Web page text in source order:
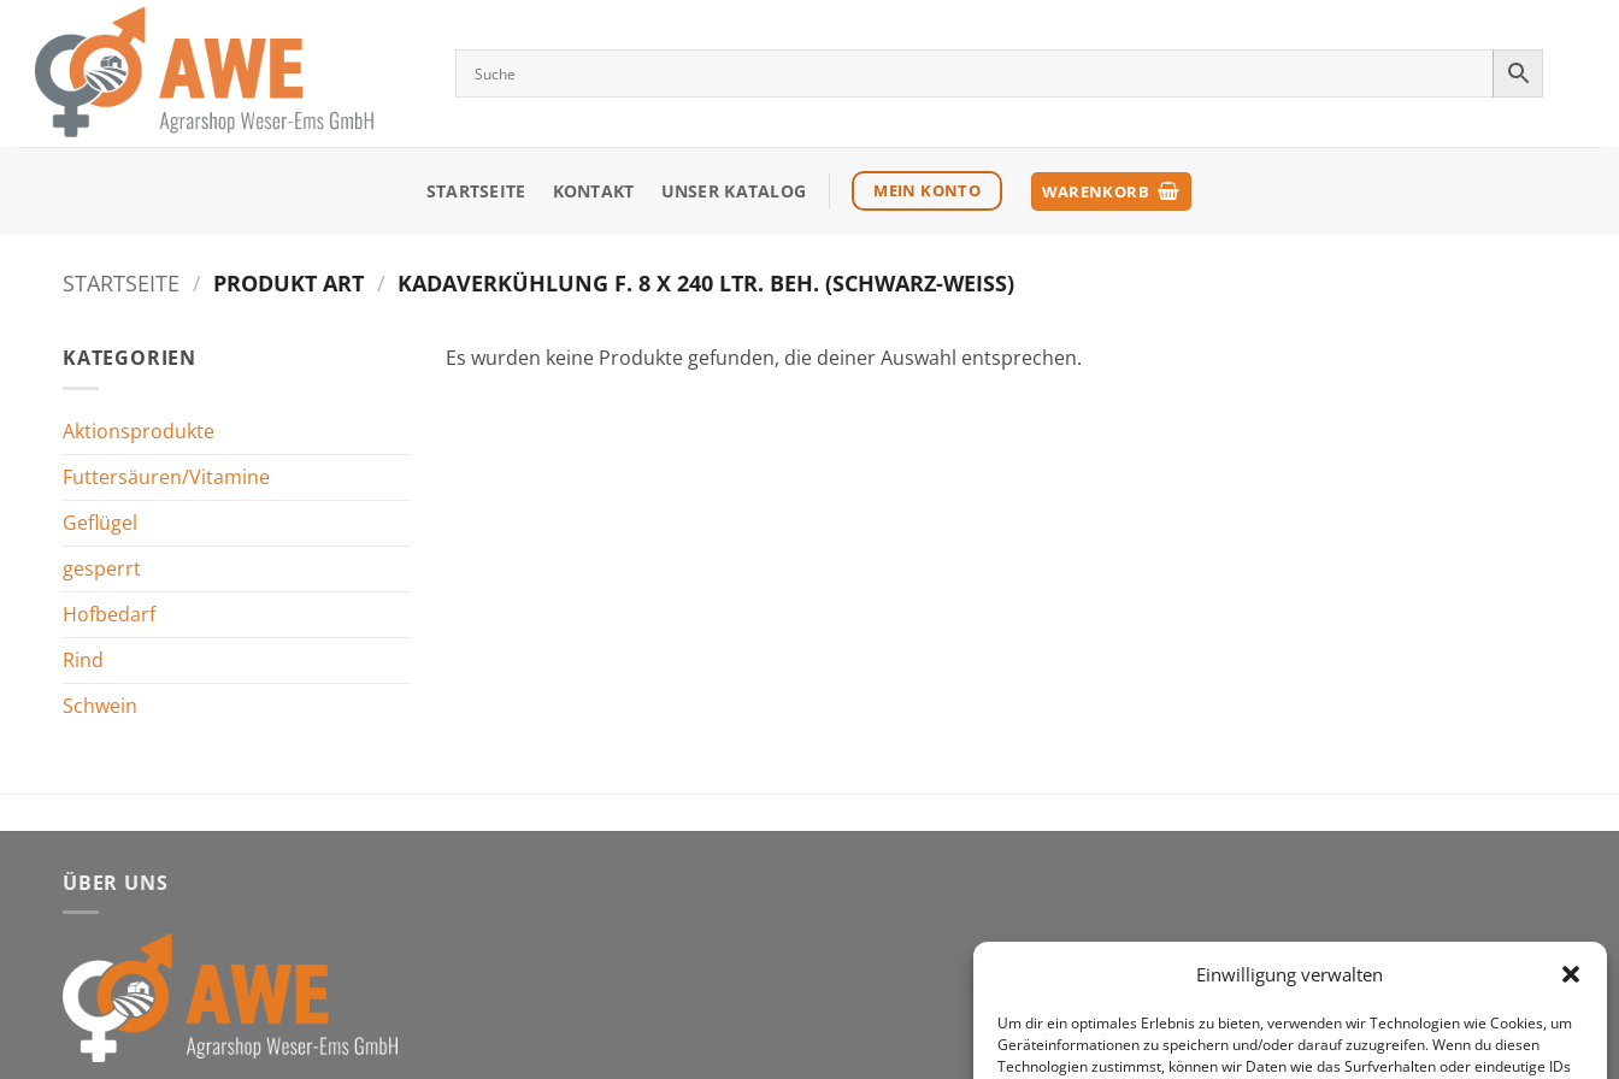
Einwilligung verwalten
Um dir ein optimales Erlebnis zu bieten, verwenden wir Technologien wie Cookies, um
Geräteinformationen zu speichern und/oder darauf zuzugreifen. Wenn du diesen
Technologien zustimmst, können wir Daten wie das Surfverhalten oder eindeutige IDs
Inhalt
springen
STARTSEITE KONTAKT UNSER KATALOG MEIN KONTO WARENKORB
STARTSEITE / PRODUKT ART / KADAVERKÜHLUNG F. 8 X 240 LTR. BEH. (SCHWARZ-WEISS)
KATEGORIEN
Aktionsprodukte
Futtersäuren/Vitamine
Geflügel
gesperrt
Hofbedarf
Rind
Schwein
Es wurden keine Produkte gefunden, die deiner Auswahl entsprechen.
ÜBER UNS